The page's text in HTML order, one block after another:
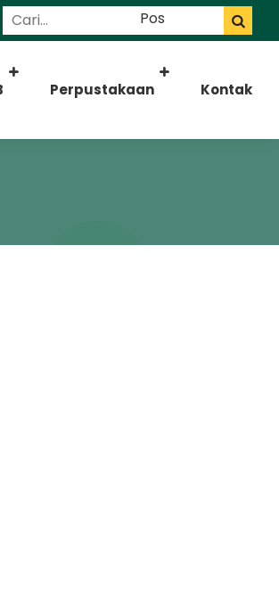
Perpustakaan Kontak